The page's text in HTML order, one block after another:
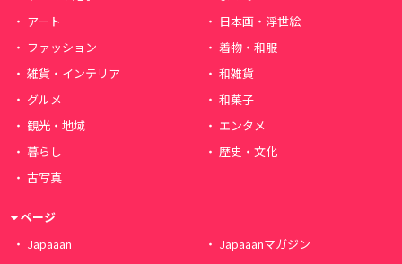
アート
日本画・浮世絵
ファッション
着物・和服
雑貨・インテリア
和雑貨
グルメ
和菓子
観光・地域
エンタメ
暮らし
歴史・文化
古写真
ページ
Japaaan
Japaaanマガジン